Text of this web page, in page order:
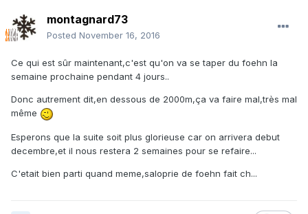
montagnard73
Posted November 16, 2016
Ce qui est sûr maintenant,c'est qu'on va se taper du foehn la
semaine prochaine pendant 4 jours..
Donc autrement dit,en dessous de 2000m,ça va faire mal,très mal
même
Esperons que la suite soit plus glorieuse car on arrivera debut
decembre,et il nous restera 2 semaines pour se refaire...
C'etait bien parti quand meme,saloprie de foehn fait ch...